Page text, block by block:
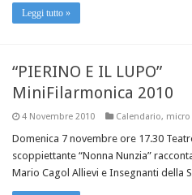
Leggi tutto »
“PIERINO E IL LUPO”
MiniFilarmonica 2010
4 Novembre 2010 Calendario, micro
Domenica 7 novembre ore 17.30
scoppiettante “Nonna Nunzia”
Mario Cagol Allievi e Insegnanti della